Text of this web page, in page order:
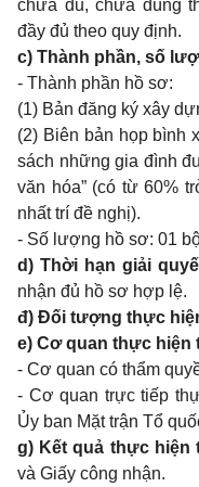
chưa đủ, chưa đúng
đầy đủ theo quy định.
c) Thành phần, số
- Thành phần hồ sơ:
(1) Bản đăng ký xây
(2) Biên bản họp bình
sách những gia đình
văn hóa” (có từ 60%
nhất trí đề nghị).
- Số lượng hồ sơ: 01
d) Thời hạn giải
nhận đủ hồ sơ hợp lệ.
đ) Đối tượng thực
e) Cơ quan thực hiện
- Cơ quan có thẩm
- Cơ quan trực tiếp
Ủy ban Mặt trận Tổ
g) Kết quả thực hiện
và Giấy công nhận.